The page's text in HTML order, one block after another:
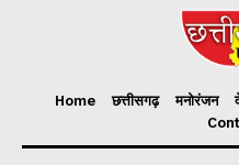
Home छत्तीसगढ़ मनोरंजन